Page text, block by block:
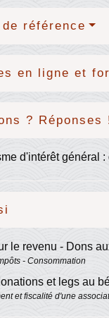
référence
en ligne et
? Réponses
d'intérêt général
le revenu - Dons
- Consommation
et legs au
et fiscalité d'une